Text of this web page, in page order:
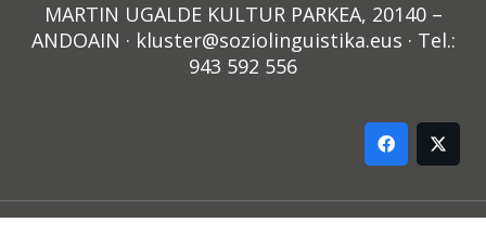
MARTIN UGALDE KULTUR PARKEA, 20140 –
ANDOAIN · kluster@soziolinguistika.eus · Tel.:
943 592 556